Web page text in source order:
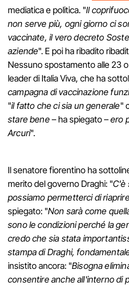
mediatica e politica. "Il
non serve più, ogni giorno ci
vaccinate, il vero decreto
aziende". E poi ha ribadito
Nessuno spostamento alle 23
leader di Italia Viva, che ha
campagna di vaccinazione
"il fatto che ci sia un generale"
stare bene– ha spiegato –ero
Arcuri".
Il senatore fiorentino ha
merito del governo Draghi: "C'è
possiamo permetterci di
spiegato: "Non sarà come
sono le condizioni perché la
credo che sia stata
stampa di Draghi,
insistito ancora: "Bisogna
consentire anche all'interno di